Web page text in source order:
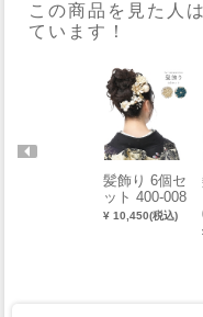
この商品を見た人
ています！
髪飾り 6個セ
ット 400-008
¥ 10,450(税込)